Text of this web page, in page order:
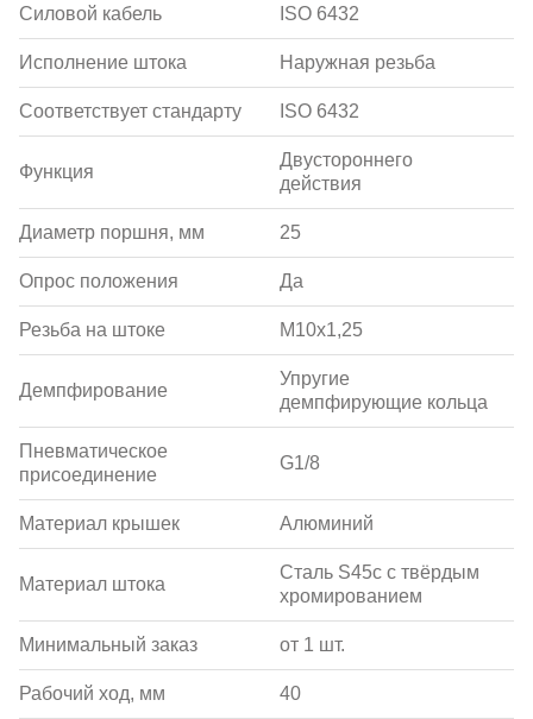
Силовой кабель
ISO 6432
Исполнение штока Наружная резьба
Соответствует стандарту ISO 6432
Функция
Двустороннего
действия
Диаметр поршня, мм 25
Опрос положения Да
Резьба на штоке M10x1,25
Демпфирование
Упругие
демпфирующие кольца
Пневматическое
присоединение
G1/8
Материал крышек Алюминий
Материал штока
Сталь S45c с твёрдым
хромированием
Минимальный заказ от 1 шт.
Рабочий ход, мм 40